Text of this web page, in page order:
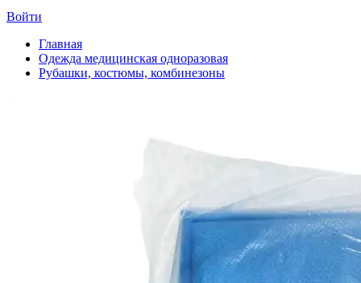
Войти
Главная
Одежда медицинская одноразовая
Рубашки, костюмы, комбинезоны